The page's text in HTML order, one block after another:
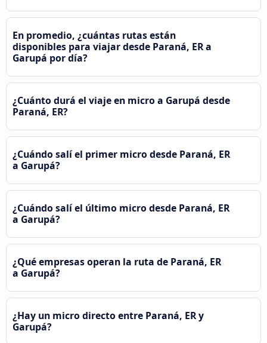
En promedio, ¿cuántas rutas están
disponibles para viajar desde Paraná, ER a
Garupá por día?
¿Cuánto durá el viaje en micro a Garupá desde
Paraná, ER?
¿Cuándo salí el primer micro desde Paraná, ER
a Garupá?
¿Cuándo salí el último micro desde Paraná, ER
a Garupá?
¿Qué empresas operan la ruta de Paraná, ER
a Garupá?
¿Hay un micro directo entre Paraná, ER y
Garupá?